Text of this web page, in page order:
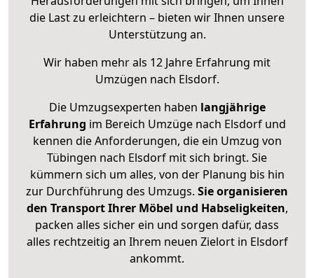
die Last zu erleichtern – bieten wir Ihnen unsere
Unterstützung an.
Wir haben mehr als 12 Jahre Erfahrung mit
Umzügen nach Elsdorf.
Die Umzugsexperten haben langjährige
Erfahrung im Bereich Umzüge nach Elsdorf und
kennen die Anforderungen, die ein Umzug von
Tübingen nach Elsdorf mit sich bringt. Sie
kümmern sich um alles, von der Planung bis hin
zur Durchführung des Umzugs. Sie organisieren
den Transport Ihrer Möbel und Habseligkeiten,
packen alles sicher ein und sorgen dafür, dass
alles rechtzeitig an Ihrem neuen Zielort in Elsdorf
ankommt.